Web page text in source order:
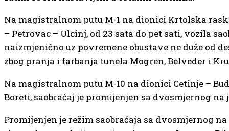
Na magistralnom putu M-1 na dionici Krtolska
– Petrovac – Ulcinj, od 23 sata do pet sati, vozila
naizmjenično uz povremene obustave ne duže od
zbog pranja i farbanja tunela Mogren, Belveder i
Na magistralnom putu M-10 na dionici Cetinje –
Boreti, saobraćaj je promijenjen sa dvosmjernog na
Promijenjen je režim saobraćaja sa dvosmjernog